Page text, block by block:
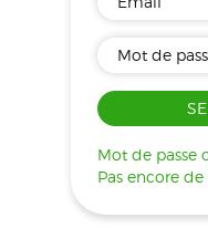
Mot de passe
Pas encore